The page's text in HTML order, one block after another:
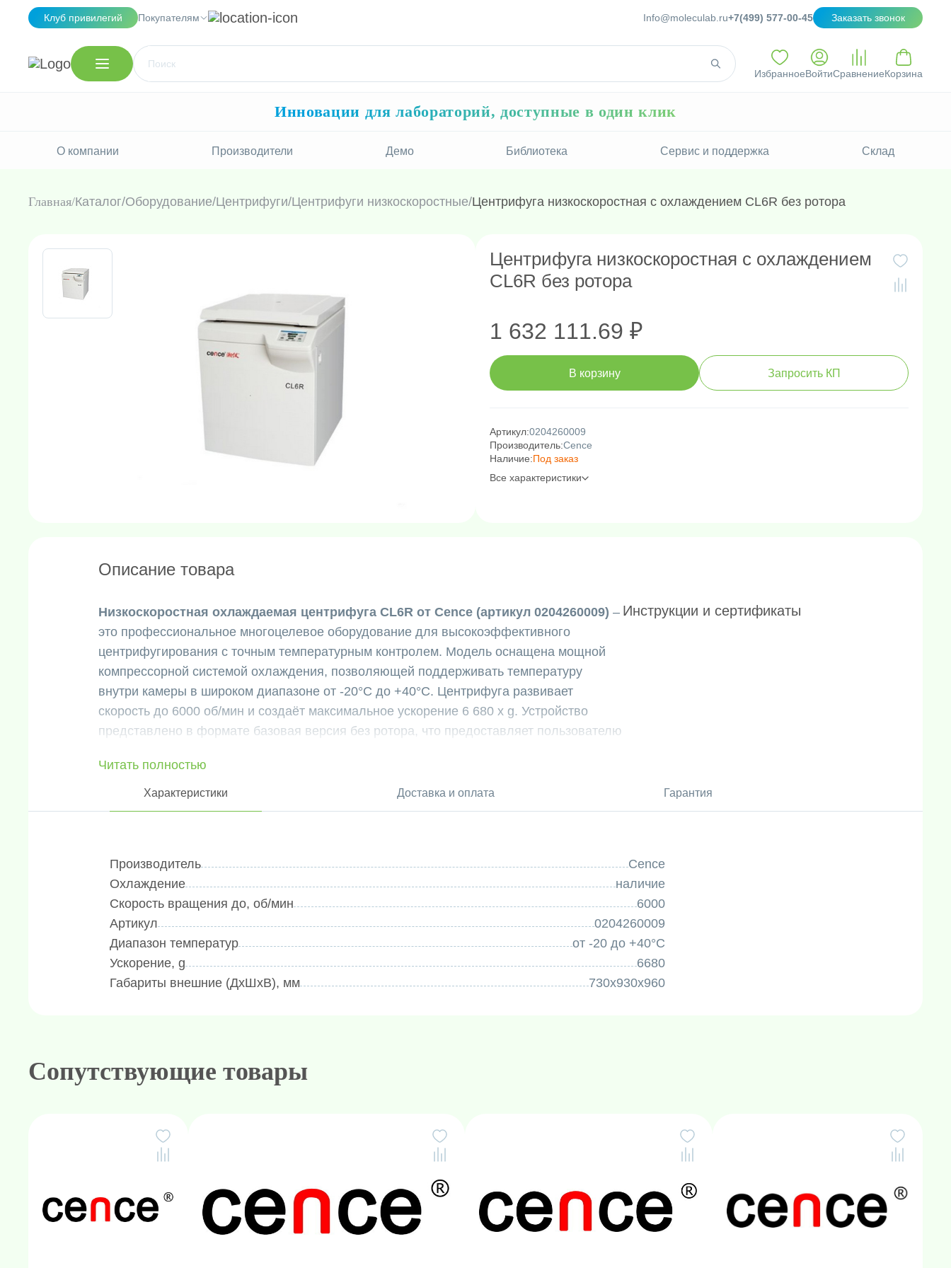
Клуб привилегий Покупателям Info@moleculab.ru+7(499) 577-00-45 Заказать звонок
ИзбранноеВойтиСравнениеКорзина
Инновации для лабораторий, доступные в один клик
О компании Производители Демо Библиотека Сервис и поддержка Склад
Главная Каталог/Оборудование/Центрифуги/Центрифуги низкоскоростные/Центрифуга низкоскоростная с охлаждением CL6R без ротора
Центрифуга низкоскоростная с охлаждением
CL6R без ротора
1 632 111.69 ₽
В корзину Запросить КП
Артикул:0204260009
Производитель:Cence
Наличие:Под заказ
Все характеристики
Описание товара
Низкоскоростная охлаждаемая центрифуга CL6R от Cence (артикул 0204260009) –
это профессиональное многоцелевое оборудование для высокоэффективного
центрифугирования с точным температурным контролем. Модель оснащена мощной
компрессорной системой охлаждения, позволяющей поддерживать температуру
внутри камеры в широком диапазоне от -20°C до +40°C. Центрифуга развивает
скорость до 6000 об/мин и создаёт максимальное ускорение 6 680 x g. Устройство
представлено в формате базовая версия без ротора, что предоставляет пользователю
и конструкция оптимизированы для стационарной установки в лаборатории.
Ключевые преимущества и особенности:
Мощное компрессорное охлаждение: Расширенный температурный диапазон (от
органеллы, некоторые вирусы) на всех этапах центрифугирования.
Универсальность и гибкость: Формат поставки без ротора позволяет самостоятельно
укомплектовать центрифугу под конкретные нужды, выбрав из широкой гаммы
совместимых угловых и горизонтальных роторов различной вместимости (для
пробирок от 0.2 мл до больших объёмов).
Высокая производительность и мощность: Максимальное ускорение 6 680 x g при
скорости 6000 об/мин делает центрифугу подходящей для сложных сепарационных
стабильную работу на максимальных скоростях и точное поддержание заданных
параметров.
таймером, системой самодиагностики, защитой от дисбаланса и аварийным
отключением при перегреве или открытии крышки.
Центрифуга CL6R применяется в областях, где требуется сочетание низкоскоростного
режима и строгого температурного контроля:
Биохимия и молекулярная биология: Фракционирование клеточных компонентов
Читать полностью
Инструкции и сертификаты
Характеристики Доставка и оплата Гарантия
Производитель
Cence
Охлаждение
наличие
Скорость вращения до, об/мин
6000
Артикул
0204260009
Диапазон температур
от -20 до +40°C
Ускорение, g
6680
Габариты внешние (ДхШхВ), мм
730х930х960
Сопутствующие товары